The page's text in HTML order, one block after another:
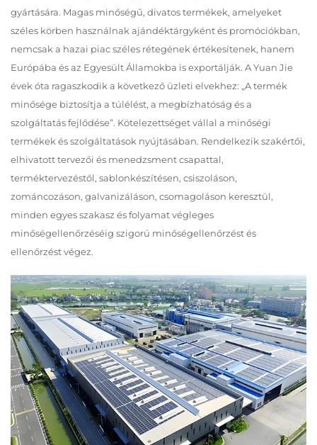
gyártására. Magas minőségű, divatos termékek, amelyeket
széles körben használnak ajándéktárgyként és promóciókban,
nemcsak a hazai piac széles rétegének értékesítenek, hanem
Európába és az Egyesült Államokba is exportálják. A Yuan Jie
évek óta ragaszkodik a következő üzleti elvekhez: „A termék
minősége biztosítja a túlélést, a megbízhatóság és a
szolgáltatás fejlődése”. Kötelezettséget vállal a minőségi
termékek és szolgáltatások nyújtásában. Rendelkezik szakértői,
elhivatott tervezői és menedzsment csapattal,
terméktervezéstől, sablonkészítésen, csiszoláson,
zománcozáson, galvanizáláson, csomagoláson keresztül,
minden egyes szakasz és folyamat végleges
minőségellenőrzéséig szigorú minőségellenőrzést és
ellenőrzést végez.